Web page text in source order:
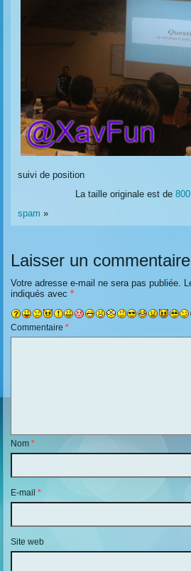
suivi de position
La taille originale est de
spam »
Laisser un commentaire
Votre adresse e-mail ne sera pas publiée.
indiqués avec*
Commentaire*
Nom*
E-mail*
Site web